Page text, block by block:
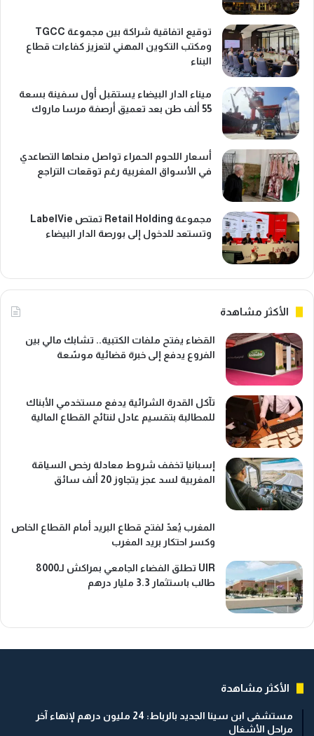
توقيع اتفاقية شراكة بين مجموعة TGCC
ومكتب التكوين المهني لتعزيز كفاءات قطاع
البناء
ميناء الدار البيضاء يستقبل أول سفينة بسعة
55 ألف طن بعد تعميق أرصفة مرسا ماروك
أسعار اللحوم الحمراء تواصل منحاها التصاعدي
في الأسواق المغربية رغم توقعات التراجع
مجموعة Retail Holding تمتص LabelVie
وتستعد للدخول إلى بورصة الدار البيضاء
الأكثر مشاهدة
القضاء يفتح ملفات الكتبية.. تشابك مالي بين
الفروع يدفع إلى خبرة قضائية موسّعة
تآكل القدرة الشرائية يدفع مستخدمي الأبناك
للمطالبة بتقسيم عادل لنتائج القطاع المالية
إسبانيا تخفف شروط معادلة رخص السياقة
المغربية لسد عجز يتجاوز 20 ألف سائق
المغرب يُعدّ لفتح قطاع البريد أمام القطاع الخاص
وكسر احتكار بريد المغرب
UIR تطلق الفضاء الجامعي بمراكش لـ8000
طالب باستثمار 3.3 مليار درهم
الأكثر مشاهدة
مستشفى ابن سينا الجديد بالرباط: 24 مليون درهم لإنهاء آخر
مراحل الأشغال